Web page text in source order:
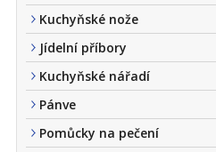
Kuchyňské nože
Jídelní příbory
Kuchyňské nářadí
Pánve
Pomůcky na pečení